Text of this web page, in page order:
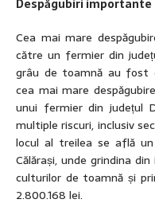
Despăgubiri importante
Cea mai mare
către un fermier din
grâu de toamnă au fost
cea mai mare
unui fermier din județul
multiple riscuri, inclusiv
locul al treilea se află
Călărași, unde grindina
culturilor de toamnă și
2.800.168 lei.